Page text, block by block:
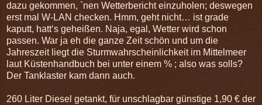
dazu gekommen, `nen Wetterbericht einzuholen; deswegen
erst mal W-LAN checken. Hmm, geht nicht… ist grade
kaputt, hatt‘s geheißen. Naja, egal, Wetter wird schon
passen. War ja eh die ganze Zeit schön und um die
Jahreszeit liegt die Sturmwahrscheinlichkeit im Mittelmeer
laut Küstenhandbuch bei unter einem % ; also was solls?
Der Tanklaster kam dann auch.
260 Liter Diesel getankt, für unschlagbar günstige 1,90 € der